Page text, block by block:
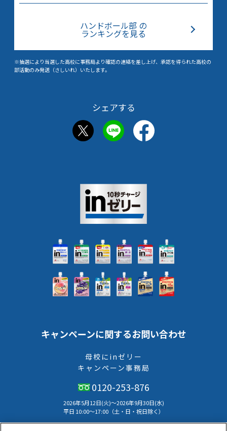
ハンドボール部 の
ランキングを見る
※抽選により当選した高校に事務局より確認の連絡を差し上げ、承認を得られた高校の
部活動のみ発送（さしいれ）いたします。
シェアする
キャンペーンに関するお問い合わせ
母校にinゼリー
キャンペーン事務局
0120-253-876
2026年5月12日(火)～2026年9月30日(水)
平⽇ 10:00〜17:00（⼟・⽇・祝⽇除く）